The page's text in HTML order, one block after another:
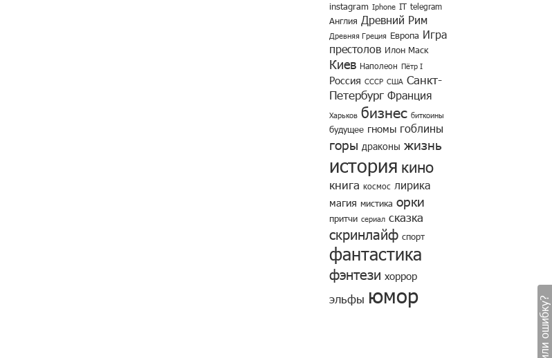
instagram Iphone IT telegram
Англия Древний Рим
Древняя Греция Европа Игра
престолов Илон Маск
Киев Наполеон Пётр I
Россия СССР США Санкт-
Петербург Франция
Харьков бизнес биткоины
будущее гномы гоблины
горы драконы жизнь
история кино
книга космос лирика
магия мистика орки
притчи сериал сказка
скринлайф спорт
фантастика
фэнтези хоррор
эльфы юмор